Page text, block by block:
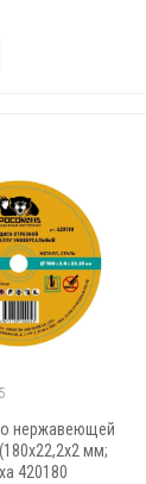
нержавеющей
мм;
420180